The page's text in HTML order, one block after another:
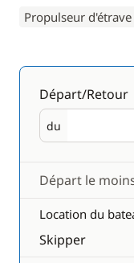
Propulseur d'étrave
Départ/Retour
du
Départ
Départ le
Location du
Skipper